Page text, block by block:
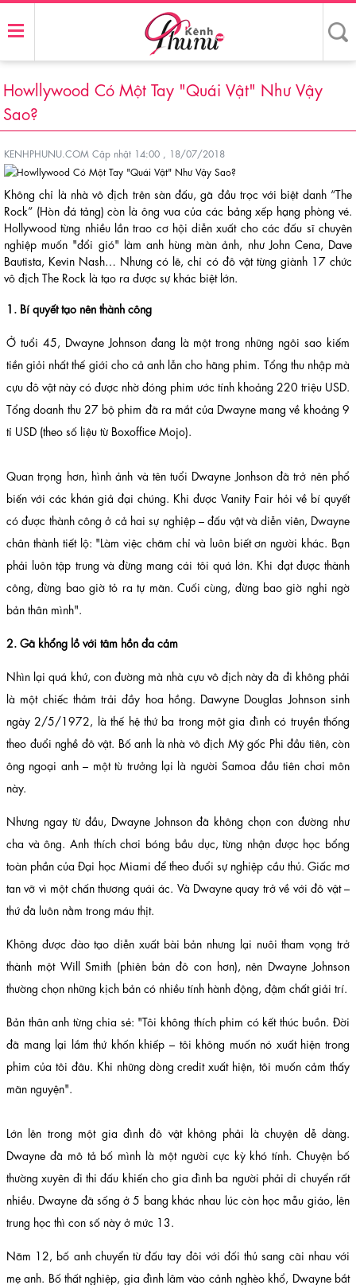
Howllywood Có Một Tay "Quái Vật" Như Vậy
Sao?
KENHPHUNU.COM Cập nhật 14:00 , 18/07/2018
Không chỉ là nhà vô địch trên sàn đấu, gã đầu trọc với biệt danh “The
Rock” (Hòn đá tảng) còn là ông vua của các bảng xếp hạng phòng vé.
Hollywood từng nhiều lần trao cơ hội diễn xuất cho các đấu sĩ chuyên
nghiệp muốn "đổi gió" làm anh hùng màn ảnh, như John Cena, Dave
Bautista, Kevin Nash… Nhưng có lẽ, chỉ có đô vật từng giành 17 chức
vô địch The Rock là tạo ra được sự khác biệt lớn.
1. Bí quyết tạo nên thành công
Ở tuổi 45, Dwayne Johnson đang là một trong những ngôi sao kiếm
tiền giỏi nhất thế giới cho cả anh lẫn cho hãng phim. Tổng thu nhập mà
cựu đô vật này có được nhờ đóng phim ước tính khoảng 220 triệu USD.
Tổng doanh thu 27 bộ phim đã ra mắt của Dwayne mang về khoảng 9
tỉ USD (theo số liệu từ Boxoffice Mojo).
Quan trọng hơn, hình ảnh và tên tuổi Dwayne Jonhson đã trở nên phổ
biến với các khán giả đại chúng. Khi được Vanity Fair hỏi về bí quyết
có được thành công ở cả hai sự nghiệp – đấu vật và diễn viên, Dwayne
chân thành tiết lộ: "Làm việc chăm chỉ và luôn biết ơn người khác. Bạn
phải luôn tập trung và đừng mang cái tôi quá lớn. Khi đạt được thành
công, đừng bao giờ tỏ ra tự mãn. Cuối cùng, đừng bao giờ nghi ngờ
bản thân mình".
2. Gã khổng lồ với tâm hồn đa cảm
Nhìn lại quá khứ, con đường mà nhà cựu vô địch này đã đi không phải
là một chiếc thảm trải đầy hoa hồng. Dawyne Douglas Johnson sinh
ngày 2/5/1972, là thế hệ thứ ba trong một gia đình có truyền thống
theo đuổi nghề đô vật. Bố anh là nhà vô địch Mỹ gốc Phi đầu tiên, còn
ông ngoại anh – một tù trưởng lại là người Samoa đầu tiên chơi môn
này.
Nhưng ngay từ đầu, Dwayne Johnson đã không chọn con đường như
cha và ông. Anh thích chơi bóng bầu dục, từng nhận được học bổng
toàn phần của Đại học Miami để theo đuổi sự nghiệp cầu thủ. Giấc mơ
tan vỡ vì một chấn thương quái ác. Và Dwayne quay trở về với đô vật –
thứ đã luôn nằm trong máu thịt.
Không được đào tạo diễn xuất bài bản nhưng lại nuôi tham vọng trở
thành một Will Smith (phiên bản đô con hơn), nên Dwayne Johnson
thường chọn những kịch bản có nhiều tính hành động, đậm chất giải trí.
Bản thân anh từng chia sẻ: "Tôi không thích phim có kết thúc buồn. Đời
đã mang lại lắm thứ khốn khiếp – tôi không muốn nó xuất hiện trong
phim của tôi đâu. Khi những dòng credit xuất hiện, tôi muốn cảm thấy
mãn nguyện".
Lớn lên trong một gia đình đô vật không phải là chuyện dễ dàng.
Dwayne đã mô tả bố mình là một người cực kỳ khó tính. Chuyện bố
thường xuyên đi thi đấu khiến cho gia đình ba người phải di chuyển rất
nhiều. Dwayne đã sống ở 5 bang khác nhau lúc còn học mẫu giáo, lên
trung học thì con số này ở mức 13.
Năm 12, bố anh chuyển từ đấu tay đôi với đối thủ sang cãi nhau với
mẹ anh. Bố thất nghiệp, gia đình lâm vào cảnh nghèo khổ, Dwayne bắt